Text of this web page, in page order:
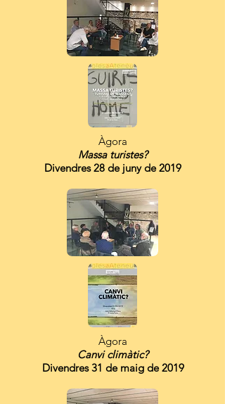
Àgora
Massa turistes?
Divendres 28 de juny de 2019
Àgora
Canvi climàtic?
Divendres 31 de maig de 2019